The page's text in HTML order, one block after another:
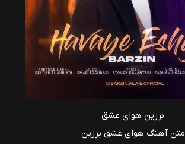
برزین هوای عشق
متن آهنگ هوای عشق برزین